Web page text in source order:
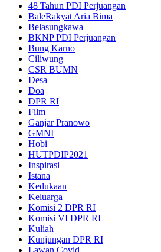
48 Tahun PDI Perjuangan
BaleRakyat Aria Bima
Belasungkawa
BKNP PDI Perjuangan
Bung Karno
Ciliwung
CSR BUMN
Desa
Doa
DPR RI
Film
Ganjar Pranowo
GMNI
Hobi
HUTPDIP2021
Inspirasi
Istana
Kedukaan
Keluarga
Komisi 2 DPR RI
Komisi VI DPR RI
Kuliah
Kunjungan DPR RI
Lawan Covid